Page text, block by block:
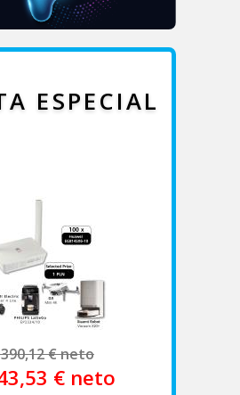
ESPECIAL
€ neto
€neto